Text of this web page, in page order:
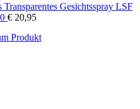
Gesichtsspray LSF
€ 20,95
Produkt